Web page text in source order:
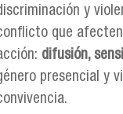
y
que
difusión,
presencial y